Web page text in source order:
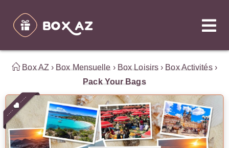
Box AZ› Box Mensuelle › Box Loisirs › Box Activités›
Pack Your Bags